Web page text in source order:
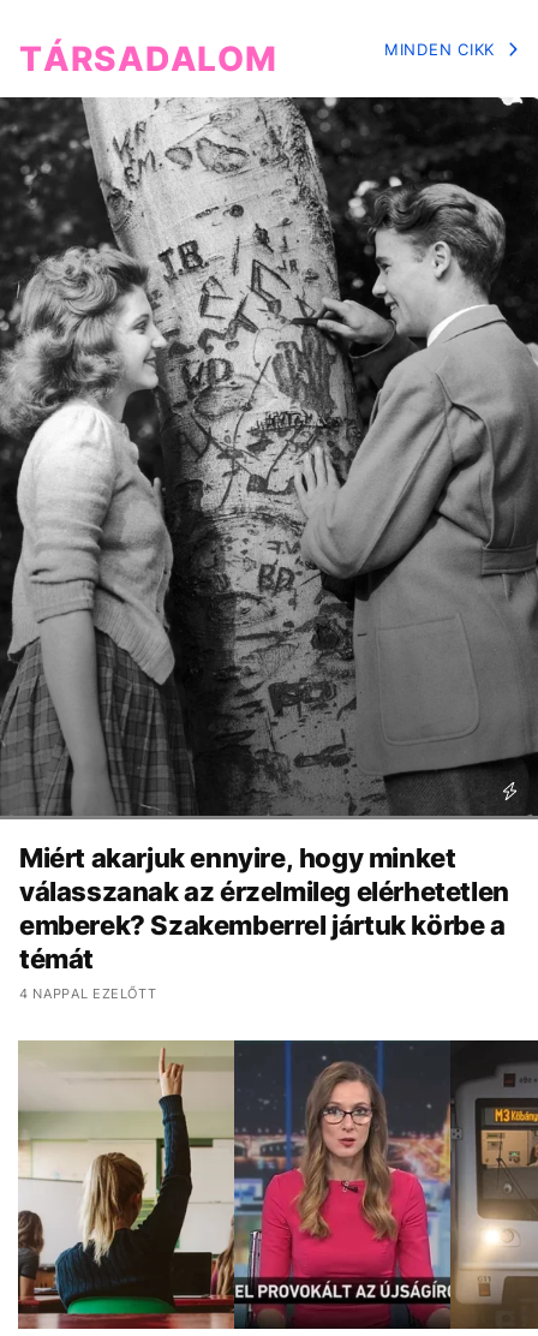
TÁRSADALOM MINDEN CIKK
Miért akarjuk ennyire, hogy minket
válasszanak az érzelmileg elérhetetlen
emberek? Szakemberrel jártuk körbe a
témát
4 NAPPAL EZELŐTT